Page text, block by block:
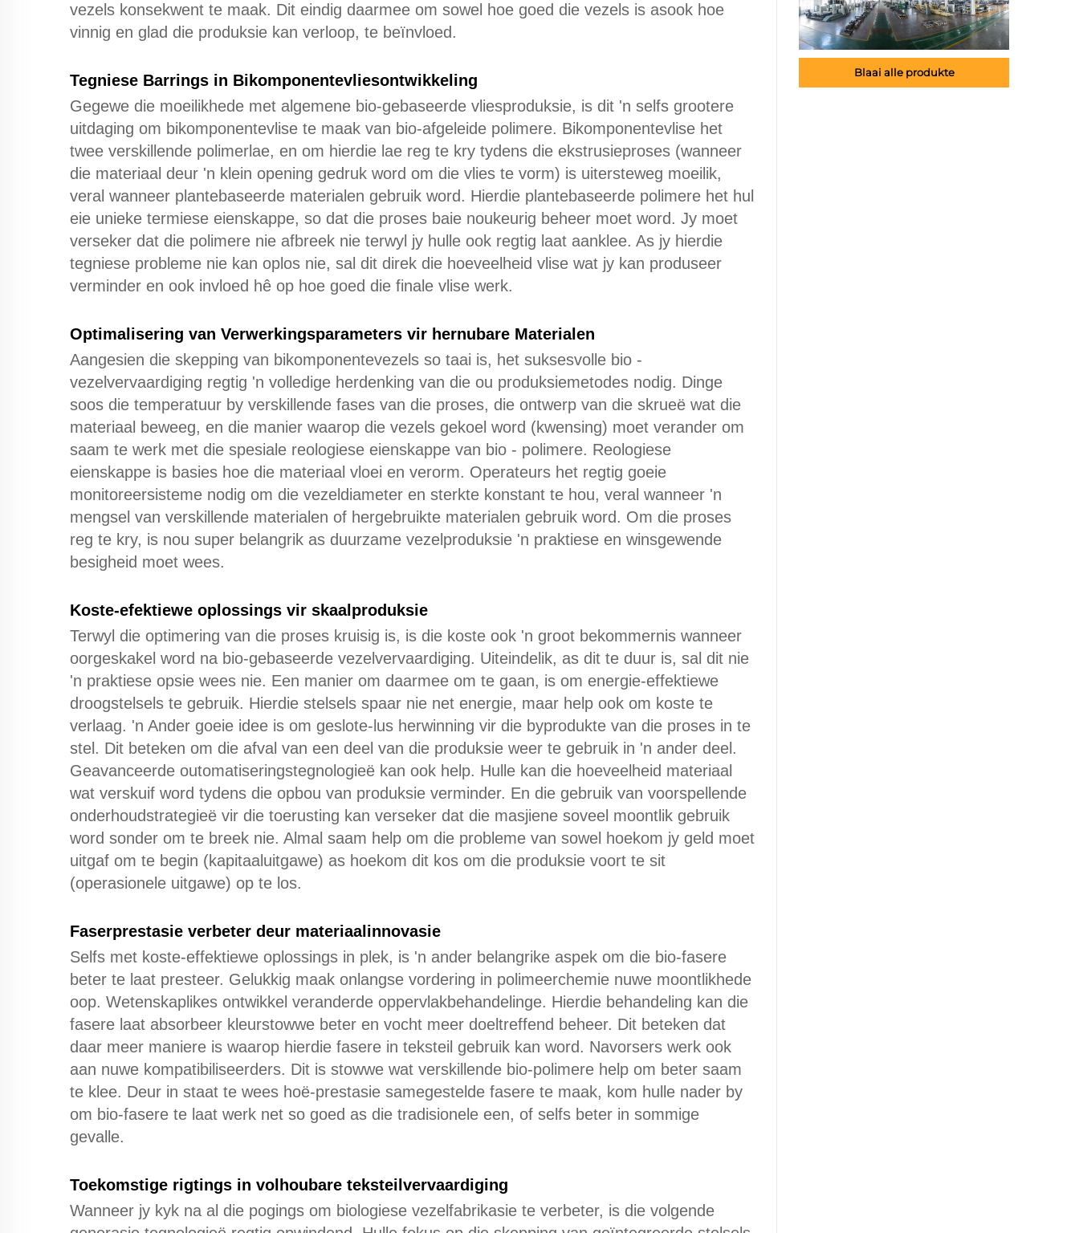
vezels konsekwent te maak. Dit eindig daarmee om sowel hoe goed die vezels is asook hoe
vinnig en glad die produksie kan verloop, te beïnvloed.
Tegniese Barrings in Bikomponentevliesontwikkeling
Gegewe die moeilikhede met algemene bio-gebaseerde vliesproduksie, is dit 'n selfs grootere
uitdaging om bikomponentevlise te maak van bio-afgeleide polimere. Bikomponentevlise het
twee verskillende polimerlae, en om hierdie lae reg te kry tydens die ekstrusieproses (wanneer
die materiaal deur 'n klein opening gedruk word om die vlies te vorm) is uitersteweg moeilik,
veral wanneer plantebaseerde materialen gebruik word. Hierdie plantebaseerde polimere het hul
eie unieke termiese eienskappe, so dat die proses baie noukeurig beheer moet word. Jy moet
verseker dat die polimere nie afbreek nie terwyl jy hulle ook regtig laat aanklee. As jy hierdie
tegniese probleme nie kan oplos nie, sal dit direk die hoeveelheid vlise wat jy kan produseer
verminder en ook invloed hê op hoe goed die finale vlise werk.
Optimalisering van Verwerkingsparameters vir hernubare Materialen
Aangesien die skepping van bikomponentevezels so taai is, het suksesvolle bio -
vezelvervaardiging regtig 'n volledige herdenking van die ou produksiemetodes nodig. Dinge
soos die temperatuur by verskillende fases van die proses, die ontwerp van die skrueë wat die
materiaal beweeg, en die manier waarop die vezels gekoel word (kwensing) moet verander om
saam te werk met die spesiale reologiese eienskappe van bio - polimere. Reologiese
eienskappe is basies hoe die materiaal vloei en verorm. Operateurs het regtig goeie
monitoreersisteme nodig om die vezeldiameter en sterkte konstant te hou, veral wanneer 'n
mengsel van verskillende materialen of hergebruikte materialen gebruik word. Om die proses
reg te kry, is nou super belangrik as duurzame vezelproduksie 'n praktiese en winsgewende
besigheid moet wees.
Koste-efektiewe oplossings vir skaalproduksie
Terwyl die optimering van die proses kruisig is, is die koste ook 'n groot bekommernis wanneer
oorgeskakel word na bio-gebaseerde vezelvervaardiging. Uiteindelik, as dit te duur is, sal dit nie
'n praktiese opsie wees nie. Een manier om daarmee om te gaan, is om energie-effektiewe
droogstelsels te gebruik. Hierdie stelsels spaar nie net energie, maar help ook om koste te
verlaag. 'n Ander goeie idee is om geslote-lus herwinning vir die byprodukte van die proses in te
stel. Dit beteken om die afval van een deel van die produksie weer te gebruik in 'n ander deel.
Geavanceerde outomatiseringstegnologieë kan ook help. Hulle kan die hoeveelheid materiaal
wat verskuif word tydens die opbou van produksie verminder. En die gebruik van voorspellende
onderhoudstrategieë vir die toerusting kan verseker dat die masjiene soveel moontlik gebruik
word sonder om te breek nie. Almal saam help om die probleme van sowel hoekom jy geld moet
uitgaf om te begin (kapitaaluitgawe) as hoekom dit kos om die produksie voort te sit
(operasionele uitgawe) op te los.
Faserprestasie verbeter deur materiaalinnovasie
Selfs met koste-effektiewe oplossings in plek, is 'n ander belangrike aspek om die bio-fasere
beter te laat presteer. Gelukkig maak onlangse vordering in polimeerchemie nuwe moontlikhede
oop. Wetenskaplikes ontwikkel veranderde oppervlakbehandelinge. Hierdie behandeling kan die
fasere laat absorbeer kleurstowwe beter en vocht meer doeltreffend beheer. Dit beteken dat
daar meer maniere is waarop hierdie fasere in teksteil gebruik kan word. Navorsers werk ook
aan nuwe kompatibiliseerders. Dit is stowwe wat verskillende bio-polimere help om beter saam
te klee. Deur in staat te wees hoë-prestasie samegestelde fasere te maak, kom hulle nader by
om bio-fasere te laat werk net so goed as die tradisionele een, of selfs beter in sommige
gevalle.
Toekomstige rigtings in volhoubare teksteilvervaardiging
Wanneer jy kyk na al die pogings om biologiese vezelfabrikasie te verbeter, is die volgende
Blaai alle produkte